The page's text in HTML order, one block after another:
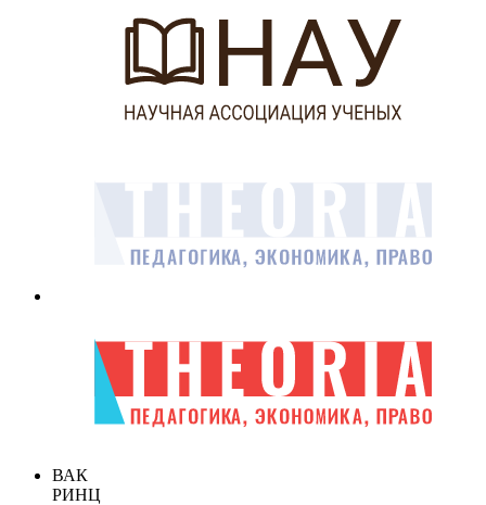
ВАК
РИНЦ